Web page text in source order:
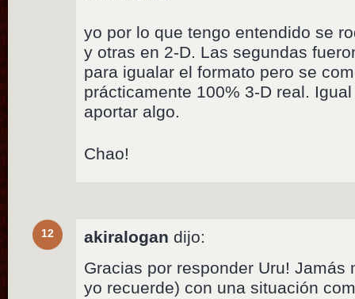
yo por lo que tengo entendido se
y otras en 2-D. Las segundas
para igualar el formato pero se
prácticamente 100% 3-D real.
aportar algo.
Chao!
12 akiralogan dijo:
Gracias por responder Uru! Jamás
yo recuerde) con una situación